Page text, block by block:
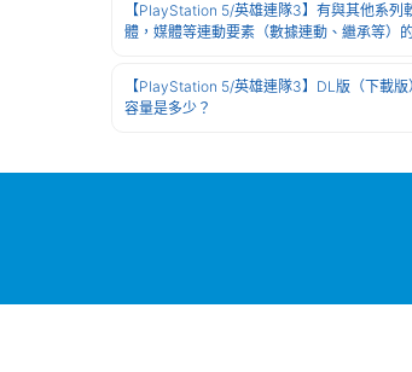
【PlayStation 5/英雄連隊3】有與其他系列
體，媒體等連動要素（數據連動、繼承等）
【PlayStation 5/英雄連隊3】DL版（下載
容量是多少？